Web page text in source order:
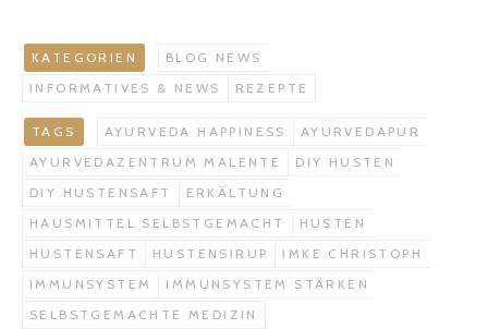
KATEGORIEN
BLOG NEWS
INFORMATIVES & NEWS
REZEPTE
TAGS AYURVEDA HAPPINESS
AYURVEDAPUR
AYURVEDAZENTRUM MALENTE
DIY HUSTEN
DIY HUSTENSAFT
ERKÄLTUNG
HAUSMITTEL SELBSTGEMACHT
HUSTEN
HUSTENSAFT
HUSTENSIRUP
IMKE CHRISTOPH
IMMUNSYSTEM
IMMUNSYSTEM STÄRKEN
SELBSTGEMACHTE MEDIZIN